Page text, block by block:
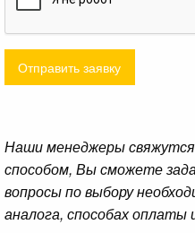
Отправить заявку
Наши менеджеры
способом, Вы сможете
вопросы по выбору
аналога, способах оплаты